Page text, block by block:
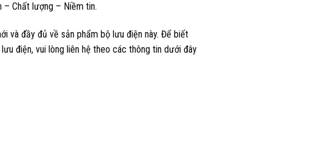
– Chất lượng – Niềm tin.
và đầy đủ về sản phẩm bộ lưu điện này. Để biết
điện, vui lòng liên hệ theo các thông tin dưới đây